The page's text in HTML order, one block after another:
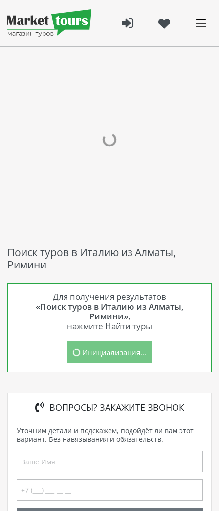
Поиск туров в Италию из Алматы,
Римини
Для получения результатов
«Поиск туров в Италию из Алматы,
Римини»,
нажмите Найти туры
Инициализация...
ВОПРОСЫ? ЗАКАЖИТЕ ЗВОНОК
Уточним детали и подскажем, подойдёт ли вам этот
вариант. Без навязывания и обязательств.